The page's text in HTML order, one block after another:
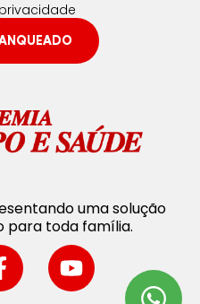
uma solução
para toda família.